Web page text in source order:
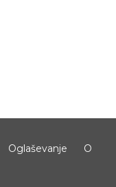
Oglaševanje
O